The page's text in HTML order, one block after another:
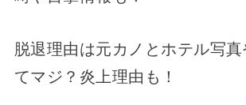
脱退理由は元カノとホテル写
てマジ？炎上理由も！